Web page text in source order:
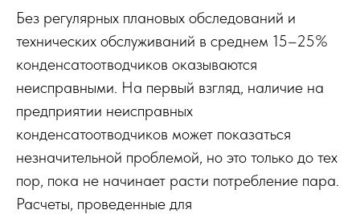
Без регулярных плановых обследований и
технических обслуживаний в среднем 15–25%
конденсатоотводчиков оказываются
неисправными. На первый взгляд, наличие на
предприятии неисправных
конденсатоотводчиков может показаться
незначительной проблемой, но это только до тех
пор, пока не начинает расти потребление пара.
Расчеты, проведенные для